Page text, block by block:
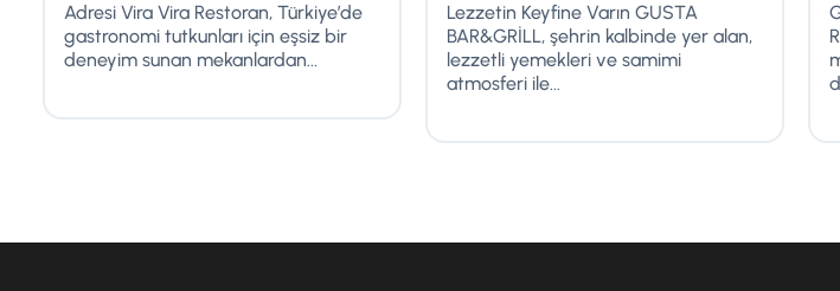
Adresi Vira Vira Restoran, Türkiye’de
gastronomi tutkunları için eşsiz bir
deneyim sunan mekanlardan...
Lezzetin Keyfine Varın GUSTA
BAR&GRİLL, şehrin kalbinde yer alan,
lezzetli yemekleri ve samimi
atmosferi ile...